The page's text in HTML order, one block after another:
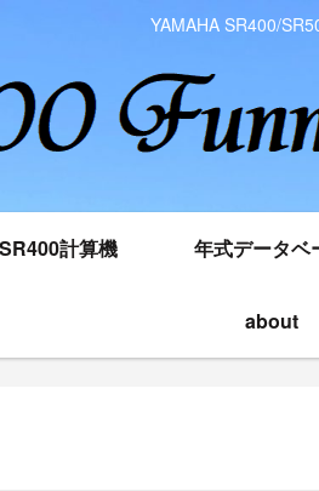
YAMAHA SR400/
SR400計算機 年式データベ
about